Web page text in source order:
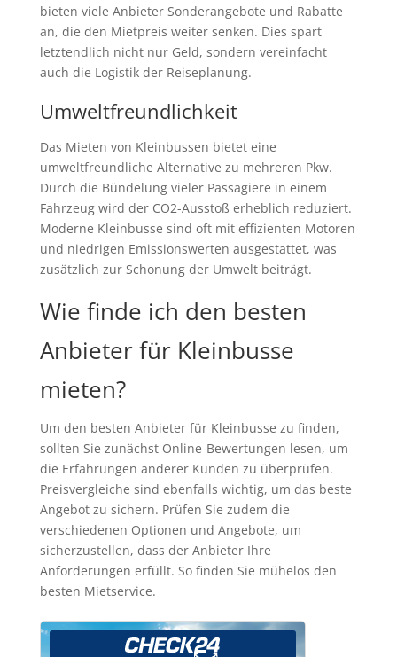
bieten viele Anbieter Sonderangebote und Rabatte
an, die den Mietpreis weiter senken. Dies spart
letztendlich nicht nur Geld, sondern vereinfacht
auch die Logistik der Reiseplanung.
Umweltfreundlichkeit
Das Mieten von Kleinbussen bietet eine
umweltfreundliche Alternative zu mehreren Pkw.
Durch die Bündelung vieler Passagiere in einem
Fahrzeug wird der CO2-Ausstoß erheblich reduziert.
Moderne Kleinbusse sind oft mit effizienten Motoren
und niedrigen Emissionswerten ausgestattet, was
zusätzlich zur Schonung der Umwelt beiträgt.
Wie finde ich den besten
Anbieter für Kleinbusse
mieten?
Um den besten Anbieter für Kleinbusse zu finden,
sollten Sie zunächst Online-Bewertungen lesen, um
die Erfahrungen anderer Kunden zu überprüfen.
Preisvergleiche sind ebenfalls wichtig, um das beste
Angebot zu sichern. Prüfen Sie zudem die
verschiedenen Optionen und Angebote, um
sicherzustellen, dass der Anbieter Ihre
Anforderungen erfüllt. So finden Sie mühelos den
besten Mietservice.